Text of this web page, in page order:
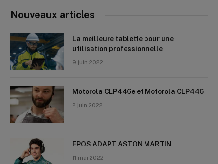
Nouveaux articles
La meilleure tablette pour une
utilisation professionnelle
9 juin 2022
Motorola CLP446e et Motorola CLP446
2 juin 2022
EPOS ADAPT ASTON MARTIN
11 mai 2022